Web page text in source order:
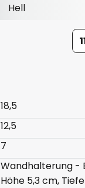
Hell
18,5
12,5
7
Wandhalterung -
Höhe 5,3 cm,